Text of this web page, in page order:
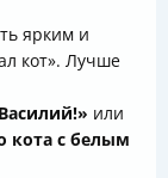
ярким и
кот». Лучше
или
кота с белым